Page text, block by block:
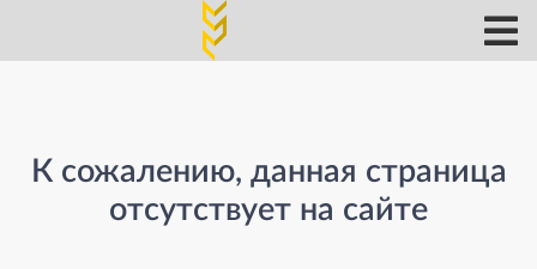
К сожалению, данная страница
отсутствует на сайте